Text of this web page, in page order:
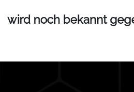
wird noch bekannt